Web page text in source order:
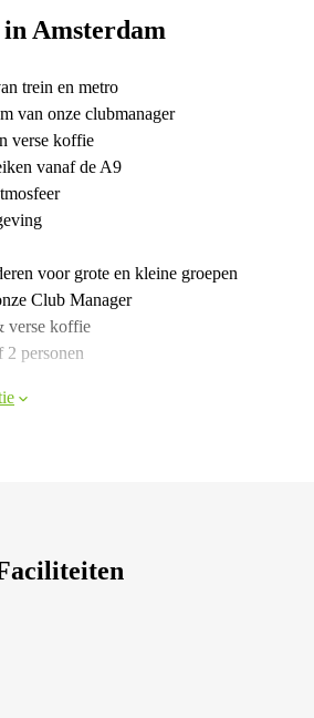
Amsterdam
trein en metro
van onze clubmanager
verse koffie
vanaf de A9
voor grote en kleine groepen
Club Manager
verse koffie
2 personen